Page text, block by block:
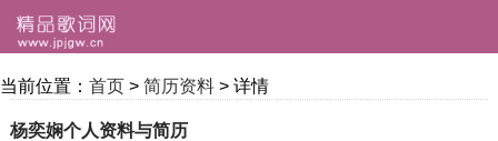
当前位置： 首页 > 简历资料 > 详情
杨奕娴个人资料与简历